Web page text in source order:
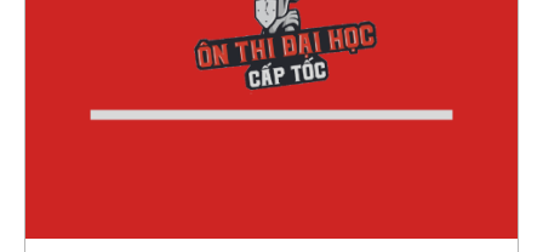
Xem chi tiết